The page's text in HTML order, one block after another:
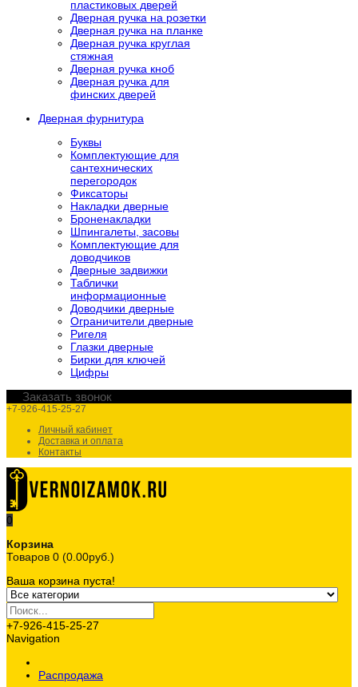
пластиковых дверей
Дверная ручка на розетки
Дверная ручка на планке
Дверная ручка круглая
стяжная
Дверная ручка кноб
Дверная ручка для
финских дверей
Дверная фурнитура
Буквы
Комплектующие для
сантехнических
перегородок
Фиксаторы
Накладки дверные
Броненакладки
Шпингалеты, засовы
Комплектующие для
доводчиков
Дверные задвижки
Таблички
информационные
Доводчики дверные
Ограничители дверные
Ригеля
Глазки дверные
Бирки для ключей
Цифры
Заказать звонок
+7-926-415-25-27
Личный кабинет
Доставка и оплата
Контакты
0
Корзина
Товаров 0 (0.00руб.)
Ваша корзина пуста!
+7-926-415-25-27
Navigation
Распродажа